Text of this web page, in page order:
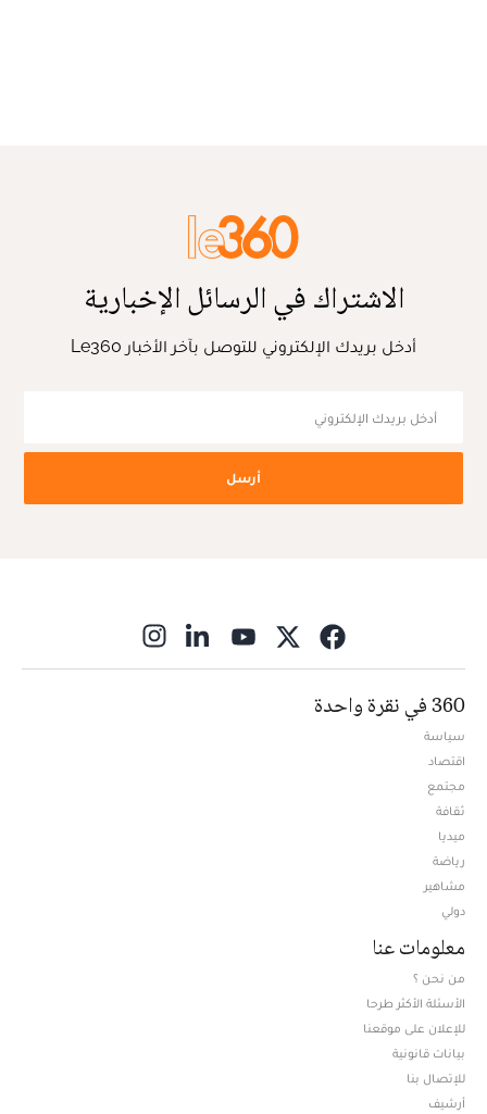
الاشتراك في الرسائل الإخبارية
أدخل بريدك الإلكتروني للتوصل بآخر الأخبار Le360
أرسل
360 في نقرة واحدة
سياسة
اقتصاد
مجتمع
ثقافة
ميديا
رياضة
مشاهير
دولي
معلومات عنا
من نحن ؟
الأسئلة الأكثر طرحا
للإعلان على موقعنا
بيانات قانونية
للإتصال بنا
أرشيف